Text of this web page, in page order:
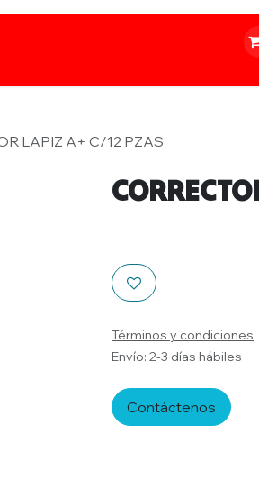
LAPIZ A+ C/12 PZAS
Términos y condiciones
Envío: 2-3 días hábiles
Contáctenos